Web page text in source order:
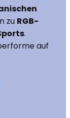
zu RGB-
.
auf